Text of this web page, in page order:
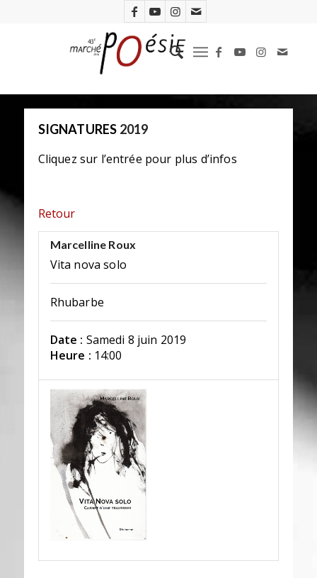
SIGNATURES 2019
Cliquez sur l’entrée pour plus d’infos
Retour
Marcelline Roux
Vita nova solo
Rhubarbe
Date : Samedi 8 juin 2019
Heure : 14:00